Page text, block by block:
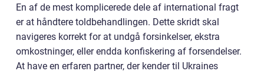
En af de mest komplicerede dele af international fragt
er at håndtere toldbehandlingen. Dette skridt skal
navigeres korrekt for at undgå forsinkelser, ekstra
omkostninger, eller endda konfiskering af forsendelser.
At have en erfaren partner, der kender til Ukraines